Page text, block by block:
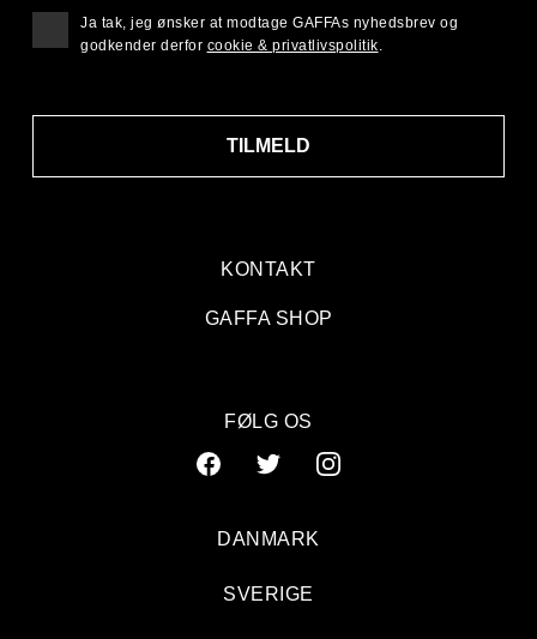
KONTAKT
GAFFA SHOP
TILMELD
Ja tak, jeg ønsker at modtage GAFFAs nyhedsbrev og
godkender derfor cookie & privatlivspolitik.
FØLG OS
DANMARK
SVERIGE